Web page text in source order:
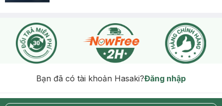
Bạn đã có tài khoản Hasaki?Đăng nhập